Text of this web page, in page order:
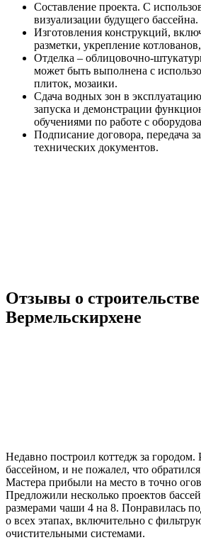
Составление проекта. С
визуализации будущего бассейна.
Изготовления конструкций,
разметки, укрепление
Отделка – облицовочно-
может быть выполнена с
плиток, мозаики.
Сдача водных зон в
запуска и демонстрации
обучениями по работе с
Подписание договора, передача
технических документов.
Отзывы о строительстве
Вермельскирхене
Недавно построил коттедж за городом.
бассейном, и не пожалел, что
Мастера прибыли на место в точно
Предложили несколько проектов
размерами чаши 4 на 8. Понравилась
о всех этапах, включительно с
очистительными системами.